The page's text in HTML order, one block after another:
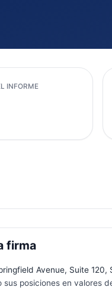
INFORME
firma
Avenue, Suite 120,
posiciones en valores